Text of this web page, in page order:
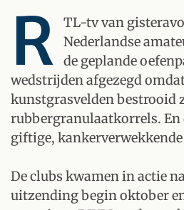
R
TL-tv van
Nederlandse
de geplande
wedstrijden afgezegd
kunstgrasvelden bestrooid
rubbergranulaatkorrels.
giftige,
De clubs kwamen in actie
uitzending begin oktober